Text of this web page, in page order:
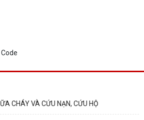
CHÁY VÀ CỨU NẠN, CỨU HỘ